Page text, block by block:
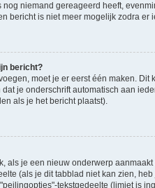
niemand gereageerd heeft,
bericht is niet meer mogelijk zodra er
bericht?
moet je er eerst één maken.
je onderschrift automatisch aan
als je het bericht plaatst).
als je een nieuw onderwerp
(als je dit tabblad niet kan zien,
tekstgedeelte (limiet is